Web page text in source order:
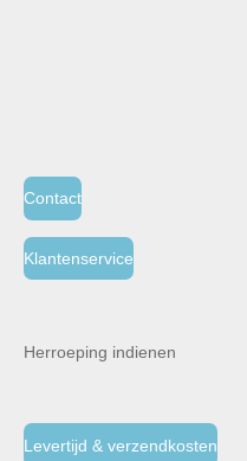
Contact
Klantenservice
Herroeping indienen
Levertijd & verzendkosten